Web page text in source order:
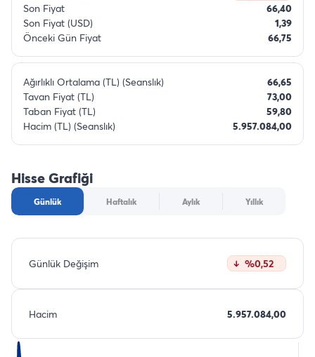
Son Fiyat
66,40
Son Fiyat (USD)
1,39
Önceki Gün Fiyat
66,75
Ağırlıklı Ortalama (TL) (Seanslık)
66,65
Tavan Fiyat (TL)
73,00
Taban Fiyat (TL)
59,80
Hacim (TL) (Seanslık)
5.957.084,00
Hisse Grafiği
Günlük Haftalık Aylık Yıllık
Günlük Değişim %0,52
Hacim 5.957.084,00